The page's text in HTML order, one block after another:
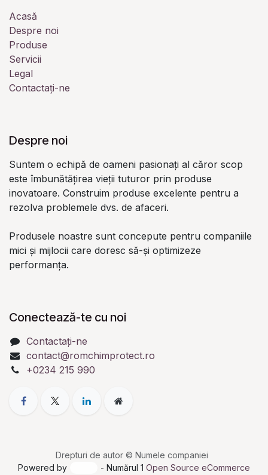
Acasă
Despre noi
Produse
Servicii
Legal
Contactați-ne
Despre noi
Suntem o echipă de oameni pasionați al căror scop
este îmbunătățirea vieții tuturor prin produse
inovatoare. Construim produse excelente pentru a
rezolva problemele dvs. de afaceri.
Produsele noastre sunt concepute pentru companiile
mici și mijlocii care doresc să-și optimizeze
performanța.
Conectează-te cu noi
Contactați-ne
contact@romchimprotect.ro
+0234 215 990
Drepturi de autor © Numele companiei
Powered by
- Numărul 1Open Source eCommerce